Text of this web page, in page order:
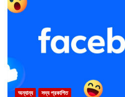
অন্যান্য সদ্য প্রকাশিত